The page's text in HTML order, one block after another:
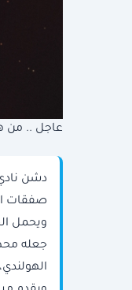
عاجل .. من
دشن
ويحمل
جعله